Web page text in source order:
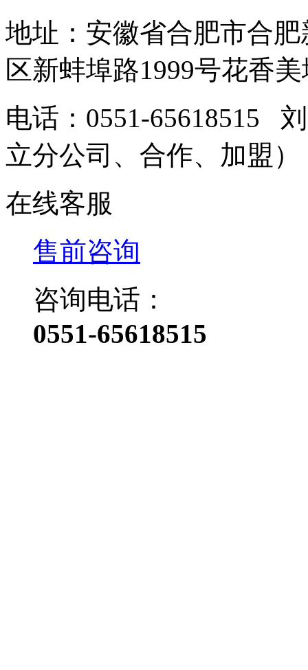
地址：安徽省合肥市合
区新蚌埠路1999号花香
电话：0551-65618515
立分公司、合作、加盟
在线客服
售前咨询
咨询电话：
0551-65618515